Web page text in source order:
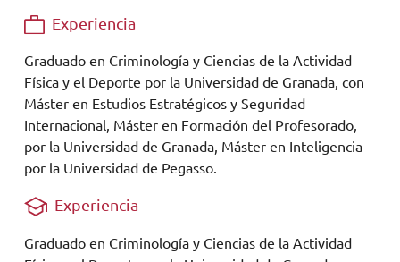
Experiencia
Graduado en Criminología y Ciencias de la Actividad
Física y el Deporte por la Universidad de Granada, con
Máster en Estudios Estratégicos y Seguridad
Internacional, Máster en Formación del Profesorado,
por la Universidad de Granada, Máster en Inteligencia
por la Universidad de Pegasso.
Experiencia
Graduado en Criminología y Ciencias de la Actividad